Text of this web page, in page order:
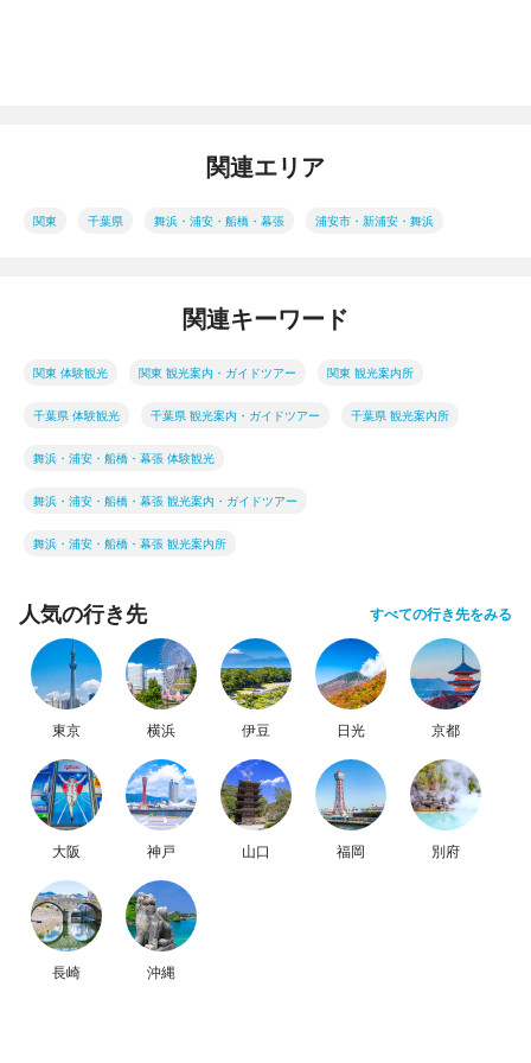
関連エリア
関東 千葉県 舞浜・浦安・船橋・幕張 浦安市・新浦安・舞浜
関連キーワード
関東 体験観光 関東 観光案内・ガイドツアー 関東 観光案内所
千葉県 体験観光 千葉県 観光案内・ガイドツアー 千葉県 観光案内所
舞浜・浦安・船橋・幕張 体験観光
舞浜・浦安・船橋・幕張 観光案内・ガイドツアー
舞浜・浦安・船橋・幕張 観光案内所
人気の行き先 すべての行き先をみる
東京 横浜 伊豆 日光 京都
大阪 神戸 山口 福岡 別府
長崎 沖縄